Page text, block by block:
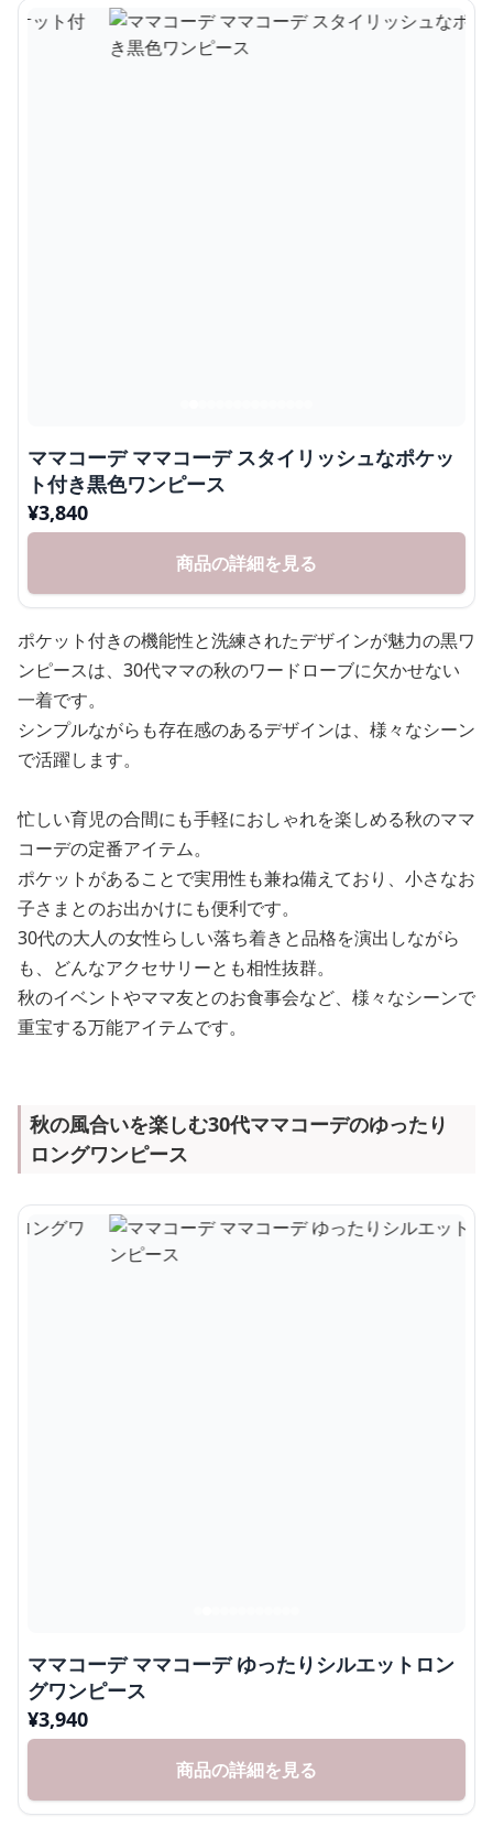
ママコーデ ママコーデ スタイリッシュなポケッ
ト付き黒色ワンピース
¥3,840
商品の詳細を見る
ポケット付きの機能性と洗練されたデザインが魅力の黒ワ
ンピースは、30代ママの秋のワードローブに欠かせない
一着です。
シンプルながらも存在感のあるデザインは、様々なシーン
で活躍します。
忙しい育児の合間にも手軽におしゃれを楽しめる秋のママ
コーデの定番アイテム。
ポケットがあることで実用性も兼ね備えており、小さなお
子さまとのお出かけにも便利です。
30代の大人の女性らしい落ち着きと品格を演出しながら
も、どんなアクセサリーとも相性抜群。
秋のイベントやママ友とのお食事会など、様々なシーンで
重宝する万能アイテムです。
秋の風合いを楽しむ30代ママコーデのゆったり
ロングワンピース
ママコーデ ママコーデ ゆったりシルエットロン
グワンピース
¥3,940
商品の詳細を見る